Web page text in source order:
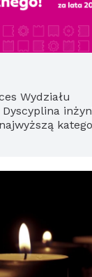
Wydziału